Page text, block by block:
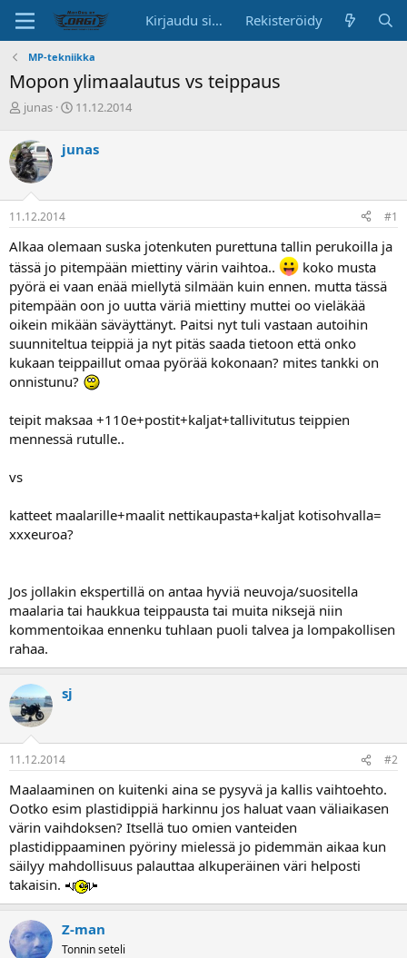
Kirjaudu sisään Rekisteröidy
MP-tekniikka
Mopon ylimaalautus vs teippaus
K
s
k
u
s
t
e
u
n
a
l
o
i
t
t
a
a
junas
A
i
s
i
v
ä
11.12.2014
junas
11.12.2014 #1
Alkaa olemaan suska jotenkuten purettuna tallin perukoilla ja
tässä jo pitempään miettiny värin vaihtoa..
koko musta
pyörä ei vaan enää miellytä silmään kuin ennen. mutta tässä
pitempään oon jo uutta väriä miettiny muttei oo vieläkää
oikein mikään säväyttänyt. Paitsi nyt tuli vastaan autoihin
suunniteltua teippiä ja nyt pitäs saada tietoon että onko
kukaan teippaillut omaa pyörää kokonaan? mites tankki on
onnistunu?
teipit maksaa +110e+postit+kaljat+tallivitutus teippien
mennessä rutulle..
vs
katteet maalarille+maalit nettikaupasta+kaljat kotisohvalla=
xxxeuroa?
Jos jollakin ekspertillä on antaa hyviä neuvoja/suositella
maalaria tai haukkua teippausta tai muita niksejä niin
kommentoikaa ennenku tuhlaan puoli talvea ja lompakollisen
rahaa.
sj
11.12.2014 #2
Maalaaminen on kuitenki aina se pysyvä ja kallis vaihtoehto.
Ootko esim plastidippiä harkinnu jos haluat vaan väliaikasen
värin vaihdoksen? Itsellä tuo omien vanteiden
plastidippaaminen pyöriny mielessä jo pidemmän aikaa kun
säilyy mahdollisuus palauttaa alkuperäinen väri helposti
takaisin.
Z-man
Tonnin seteli